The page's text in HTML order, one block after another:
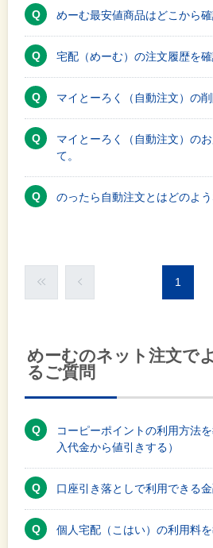
めーむ最安値商品はどこから
宅配（めーむ）の注文履歴を確
マイとーろく（自動注文）の削
マイとーろく（自動注文）の
て。
のったら自動注文とはどのよう
1
めーむのネット注文で
るご質問
コーピーポイントの利用方法
入代金から値引きする）
口座引き落としで利用できる金
個人宅配（こはい）の利用料を